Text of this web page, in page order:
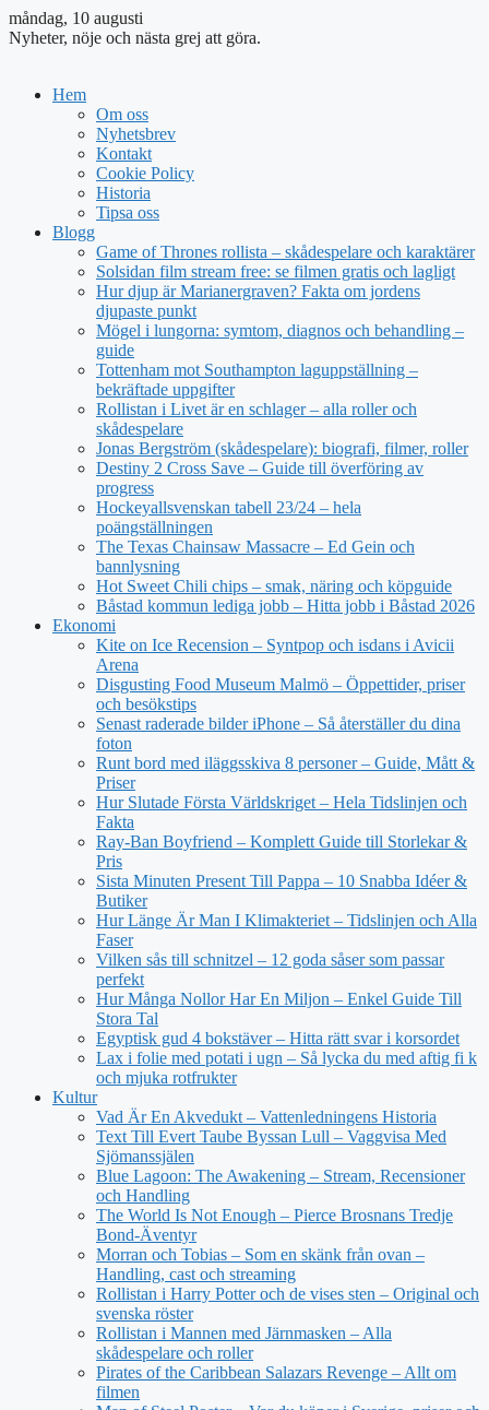
måndag, 10 augusti
Nyheter, nöje och nästa grej att göra.
Hem
Om oss
Nyhetsbrev
Kontakt
Cookie Policy
Historia
Tipsa oss
Blogg
Game of Thrones rollista – skådespelare och karaktärer
Solsidan film stream free: se filmen gratis och lagligt
Hur djup är Marianergraven? Fakta om jordens
djupaste punkt
Mögel i lungorna: symtom, diagnos och behandling –
guide
Tottenham mot Southampton laguppställning –
bekräftade uppgifter
Rollistan i Livet är en schlager – alla roller och
skådespelare
Jonas Bergström (skådespelare): biografi, filmer, roller
Destiny 2 Cross Save – Guide till överföring av
progress
Hockeyallsvenskan tabell 23/24 – hela
poängställningen
The Texas Chainsaw Massacre – Ed Gein och
bannlysning
Hot Sweet Chili chips – smak, näring och köpguide
Båstad kommun lediga jobb – Hitta jobb i Båstad 2026
Ekonomi
Kite on Ice Recension – Syntpop och isdans i Avicii
Arena
Disgusting Food Museum Malmö – Öppettider, priser
och besökstips
Senast raderade bilder iPhone – Så återställer du dina
foton
Runt bord med iläggsskiva 8 personer – Guide, Mått &
Priser
Hur Slutade Första Världskriget – Hela Tidslinjen och
Fakta
Ray-Ban Boyfriend – Komplett Guide till Storlekar &
Pris
Sista Minuten Present Till Pappa – 10 Snabba Idéer &
Butiker
Hur Länge Är Man I Klimakteriet – Tidslinjen och Alla
Faser
Vilken sås till schnitzel – 12 goda såser som passar
perfekt
Hur Många Nollor Har En Miljon – Enkel Guide Till
Stora Tal
Egyptisk gud 4 bokstäver – Hitta rätt svar i korsordet
Lax i folie med potati i ugn – Så lycka du med aftig fi k
och mjuka rotfrukter
Kultur
Vad Är En Akvedukt – Vattenledningens Historia
Text Till Evert Taube Byssan Lull – Vaggvisa Med
Sjömanssjälen
Blue Lagoon: The Awakening – Stream, Recensioner
och Handling
The World Is Not Enough – Pierce Brosnans Tredje
Bond-Äventyr
Morran och Tobias – Som en skänk från ovan –
Handling, cast och streaming
Rollistan i Harry Potter och de vises sten – Original och
svenska röster
Rollistan i Mannen med Järnmasken – Alla
skådespelare och roller
Pirates of the Caribbean Salazars Revenge – Allt om
filmen